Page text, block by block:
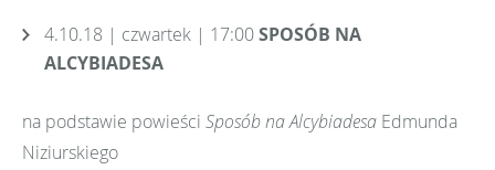
4.10.18 | czwartek | 17:00SPOSÓB NA
ALCYBIADESA
na podstawie powieści Sposób na Alcybiadesa Edmunda
Niziurskiego